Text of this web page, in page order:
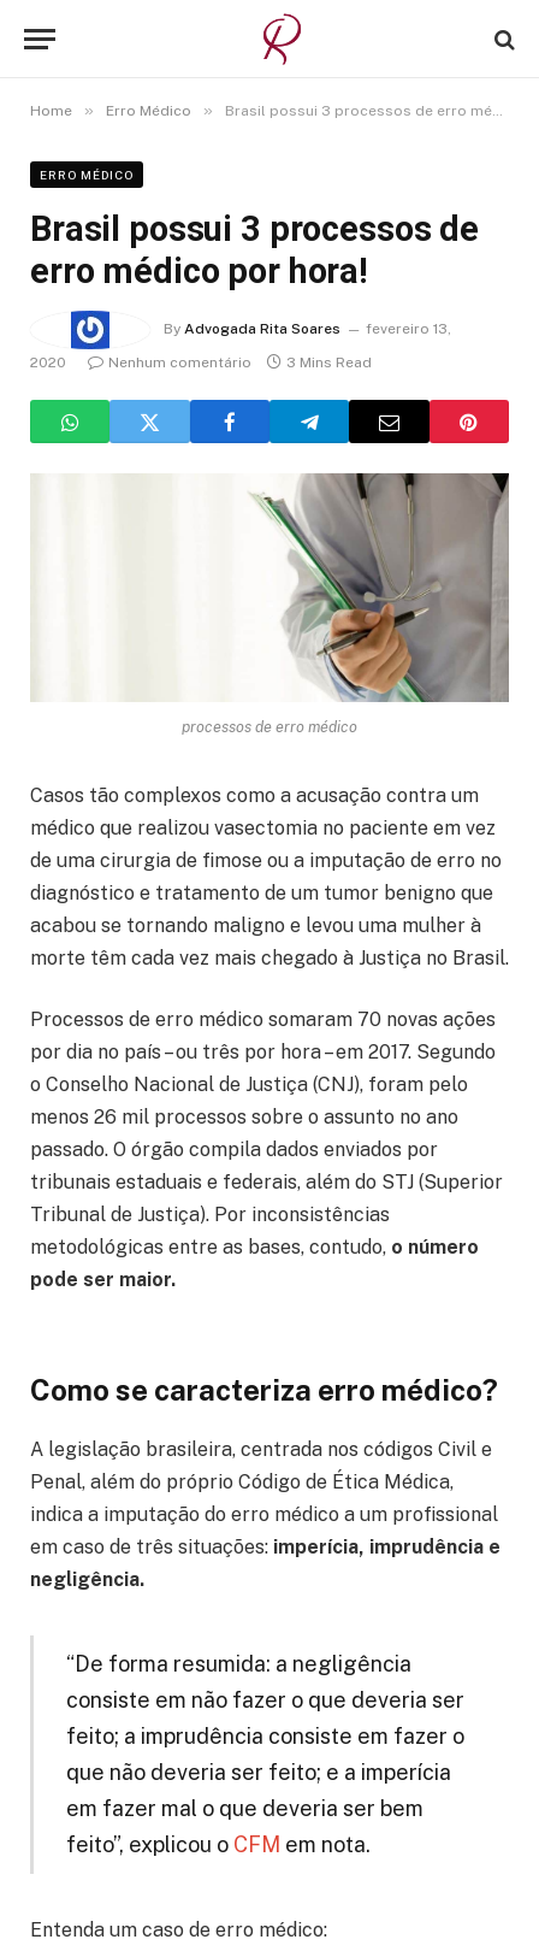
Home » Erro Médico » Brasil possui 3 processos de erro médico por hora!
ERRO MÉDICO
Brasil possui 3 processos de
erro médico por hora!
By Advogada Rita Soares
fevereiro 13,
2020
Nenhum comentário 3 Mins Read
processos de erro médico
Casos tão complexos como a acusação contra um
médico que realizou vasectomia no paciente em vez
de uma cirurgia de fimose ou a imputação de erro no
diagnóstico e tratamento de um tumor benigno que
acabou se tornando maligno e levou uma mulher à
morte têm cada vez mais chegado à Justiça no Brasil.
Processos de erro médico somaram 70 novas ações
por dia no país – ou três por hora – em 2017. Segundo
o Conselho Nacional de Justiça (CNJ), foram pelo
menos 26 mil processos sobre o assunto no ano
passado. O órgão compila dados enviados por
tribunais estaduais e federais, além do STJ (Superior
Tribunal de Justiça). Por inconsistências
metodológicas entre as bases, contudo, o número
pode ser maior.
Como se caracteriza erro médico?
A legislação brasileira, centrada nos códigos Civil e
Penal, além do próprio Código de Ética Médica,
indica a imputação do erro médico a um profissional
em caso de três situações: imperícia, imprudência e
negligência.
“De forma resumida: a negligência
consiste em não fazer o que deveria ser
feito; a imprudência consiste em fazer o
que não deveria ser feito; e a imperícia
em fazer mal o que deveria ser bem
feito”, explicou oCFM em nota.
Entenda um caso de erro médico: